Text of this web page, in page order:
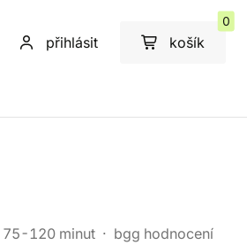
přihlásit košík
0
75-120 minut
bgg hodnocení